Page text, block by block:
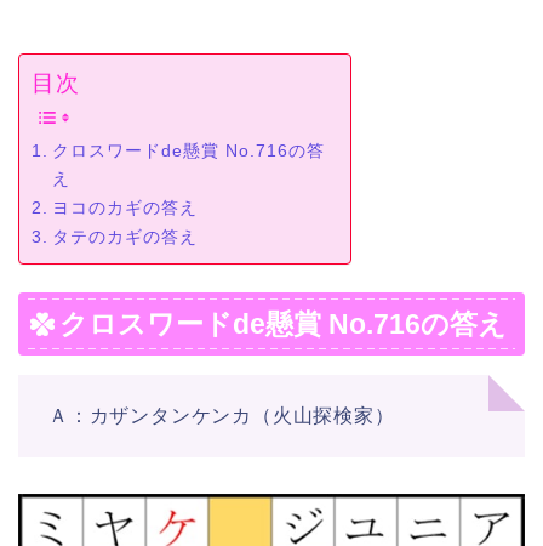
目次
クロスワードde懸賞 No.716の答
え
ヨコのカギの答え
タテのカギの答え
クロスワードde懸賞 No.716の答え
Ａ：カザンタンケンカ（火山探検家）